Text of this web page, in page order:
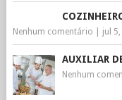
Nenhum comentário jul
AUXILIAR
Nenhum